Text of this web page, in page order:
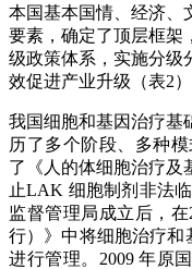
本国基本国情、经济、
要素，确定了顶层框架
级政策体系，实施分级
效促进产业升级（表2）
我国细胞和基因治疗基
历了多个阶段、多种
了《人的体细胞治疗及
止LAK 细胞制剂非法
监督管理局成立后，
行）》中将细胞治疗和
进行管理。2009 年原